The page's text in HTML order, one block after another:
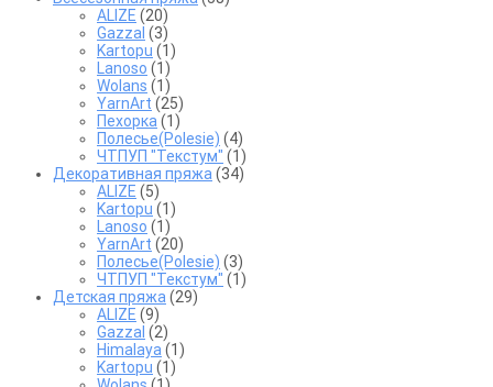
ALIZE (20)
Gazzal (3)
Kartopu (1)
Lanoso (1)
Wolans (1)
YarnArt (25)
Пехорка (1)
Полесье(Polesie) (4)
ЧТПУП "Текстум" (1)
Декоративная пряжа (34)
ALIZE (5)
Kartopu (1)
Lanoso (1)
YarnArt (20)
Полесье(Polesie) (3)
ЧТПУП "Текстум" (1)
Детская пряжа (29)
ALIZE (9)
Gazzal (2)
Himalaya (1)
Kartopu (1)